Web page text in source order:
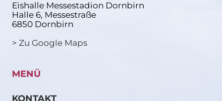
Eishalle Messestadion Dornbirn
Halle 6, Messestraße
6850 Dornbirn
> Zu Google Maps
MENÜ
KONTAKT